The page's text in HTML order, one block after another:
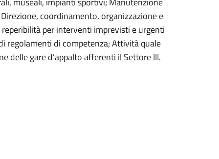
coordinamento, organizzazione e
per interventi imprevisti e urgenti
regolamenti di competenza; Attività quale
delle gare d’appalto afferenti il Settore III.